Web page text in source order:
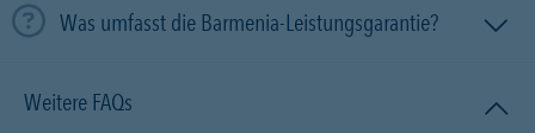
Was umfasst die Barmenia-Leistungsgarantie?
Weitere FAQs